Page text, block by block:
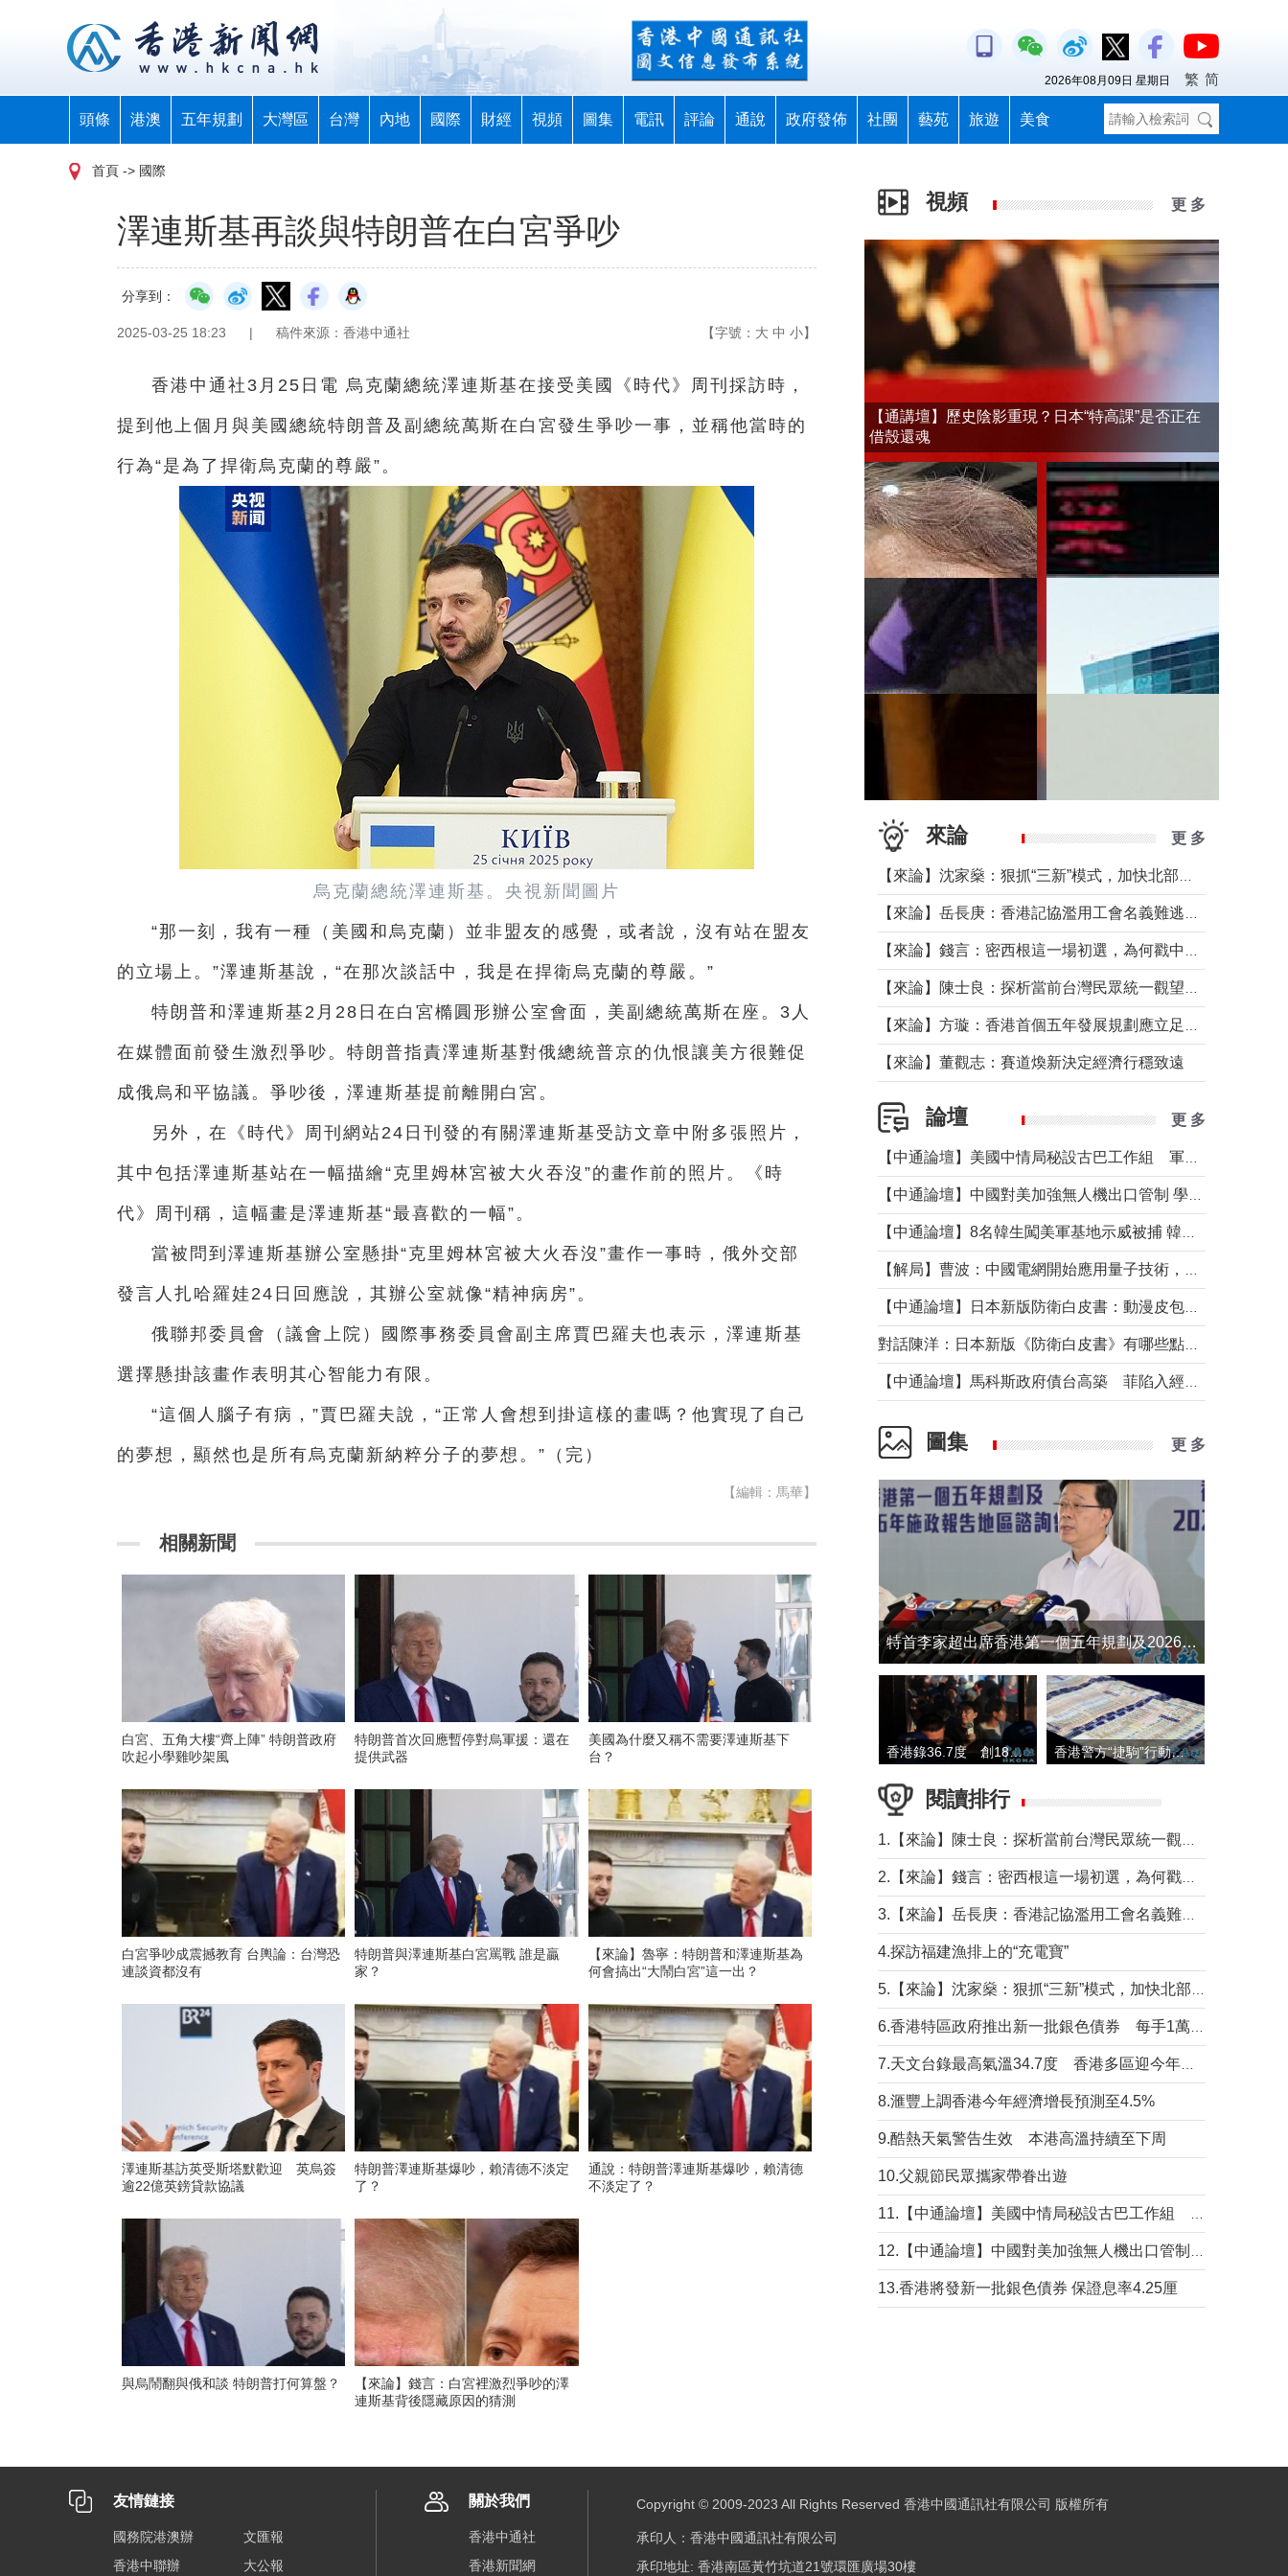
頭條 港澳 五年規劃 大灣區 台灣 內地 國際 財經 視頻 圖集 電訊 評論 通說 政府發佈 社團 藝苑 旅遊 美食
2026年08月09日 星期日 繁 简
首頁 -> 國際
澤連斯基再談與特朗普在白宮爭吵
分享到：
2025-03-25 18:23 | 稿件來源：香港中通社 【字號： 大 中 小】
香港中通社3月25日電 烏克蘭總統澤連斯基在接受美國《時代》周刊採訪時，
提到他上個月與美國總統特朗普及副總統萬斯在白宮發生爭吵一事，並稱他當時的
行為“是為了捍衛烏克蘭的尊嚴”。
烏克蘭總統澤連斯基。 央視新聞圖片
“那一刻，我有一種（美國和烏克蘭）並非盟友的感覺，或者說，沒有站在盟友
的立場上。”澤連斯基說，“在那次談話中，我是在捍衛烏克蘭的尊嚴。”
特朗普和澤連斯基2月28日在白宮橢圓形辦公室會面，美副總統萬斯在座。3人
在媒體面前發生激烈爭吵。特朗普指責澤連斯基對俄總統普京的仇恨讓美方很難促
成俄烏和平協議。爭吵後，澤連斯基提前離開白宮。
另外，在《時代》周刊網站24日刊發的有關澤連斯基受訪文章中附多張照片，
其中包括澤連斯基站在一幅描繪“克里姆林宮被大火吞沒”的畫作前的照片。《時
代》周刊稱，這幅畫是澤連斯基“最喜歡的一幅”。
當被問到澤連斯基辦公室懸掛“克里姆林宮被大火吞沒”畫作一事時，俄外交部
發言人扎哈羅娃24日回應說，其辦公室就像“精神病房”。
俄聯邦委員會（議會上院）國際事務委員會副主席賈巴羅夫也表示，澤連斯基
選擇懸掛該畫作表明其心智能力有限。
“這個人腦子有病，”賈巴羅夫說，“正常人會想到掛這樣的畫嗎？他實現了自己
的夢想，顯然也是所有烏克蘭新納粹分子的夢想。”（完）
【編輯：馬華】
相關新聞
白宮、五角大樓“齊上陣” 特朗普政府
吹起小學雞吵架風
特朗普首次回應暫停對烏軍援：還在
提供武器
美國為什麼又稱不需要澤連斯基下
台？
白宮爭吵成震撼教育 台輿論：台灣恐
連談資都沒有
特朗普與澤連斯基白宮罵戰 誰是贏
家？
【來論】魯寧：特朗普和澤連斯基為
何會搞出“大鬧白宮”這一出？
澤連斯基訪英受斯塔默歡迎 英烏簽
逾22億英鎊貸款協議
特朗普澤連斯基爆吵，賴清德不淡定
了？
通說：特朗普澤連斯基爆吵，賴清德
不淡定了？
與烏鬧翻與俄和談 特朗普打何算盤？
【來論】錢言：白宮裡激烈爭吵的澤
連斯基背後隱藏原因的猜測
視頻 更 多
【通講壇】歷史陰影重現？日本“特高課”是否正在
借殼還魂
來論 更 多
【來論】董觀志：賽道煥新決定經濟行穩致遠
論壇 更 多
圖集 更 多
​特首李家超出席香港第一個五年規劃及2026年《施政報告》地區諮詢會
香港錄36.7度 創1884年有紀錄以來最高溫 香港警方“捷駒”行動拘147人 涉洗黑錢逾6億元
閱讀排行
4.探訪福建漁排上的“充電寶”
8.滙豐上調香港今年經濟增長預測至4.5%
9.酷熱天氣警告生效 本港高溫持續至下周
10.父親節民眾攜家帶眷出遊
13.香港將發新一批銀色債券 保證息率4.25厘
友情鏈接
國務院港澳辦
文匯報
香港中聯辦
大公報
關於我們
香港中通社
香港新聞網
Copyright © 2009-2023 All Rights Reserved 香港中國通訊社有限公司 版權所有
承印人：香港中國通訊社有限公司
承印地址: 香港南區黃竹坑道21號環匯廣場30樓